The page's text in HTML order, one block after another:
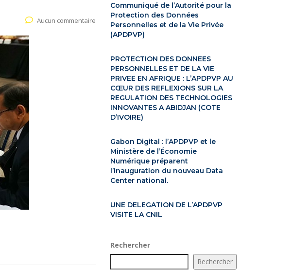
Aucun commentaire
Communiqué de l’Autorité pour la
Protection des Données
Personnelles et de la Vie Privée
(APDPVP)
PROTECTION DES DONNEES
PERSONNELLES ET DE LA VIE
PRIVEE EN AFRIQUE : L’APDPVP AU
CŒUR DES REFLEXIONS SUR LA
REGULATION DES TECHNOLOGIES
INNOVANTES A ABIDJAN (COTE
D’IVOIRE)
Gabon Digital : l’APDPVP et le
Ministère de l’Économie
Numérique préparent
l’inauguration du nouveau Data
Center national.
UNE DELEGATION DE L’APDPVP
VISITE LA CNIL
Rechercher
Rechercher